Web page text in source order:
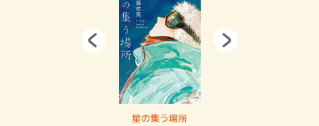
星の集う場所